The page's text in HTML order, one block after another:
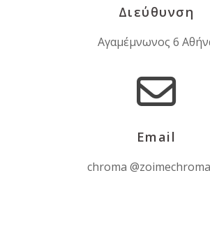
Διεύθυνση
Αγαμέμνωνος 6
Email
chroma